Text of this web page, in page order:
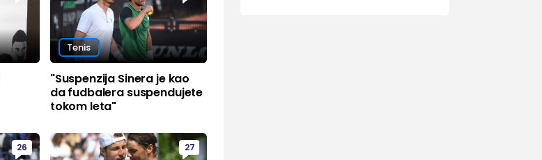
Tenis
"Suspenzija Sinera je kao
da fudbalera suspendujete
tokom leta"
26 27